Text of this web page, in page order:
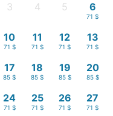
3 4 5 6
71 $
10
71 $
11
71 $
12
71 $
13
71 $
17
85 $
18
85 $
19
85 $
20
85 $
24
71 $
25
71 $
26
71 $
27
71 $